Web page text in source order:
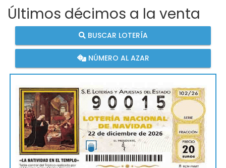
Últimos décimos a la venta
BUSCAR LOTERÍA
NÚMERO AL AZAR